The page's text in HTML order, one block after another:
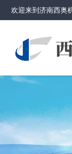
欢迎来到济南西奥